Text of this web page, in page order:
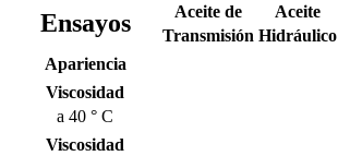
Ensayos
Aceite de
Transmisión
Aceite
Hidráulico
Apariencia
Viscosidad
a 40 ° C
Viscosidad